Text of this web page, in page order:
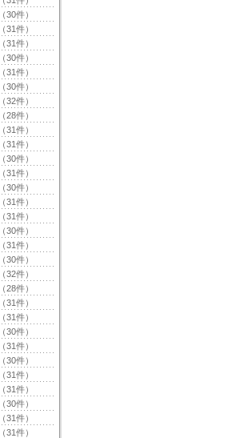
（30件）
（31件）
（31件）
（30件）
（31件）
（30件）
（32件）
（28件）
（31件）
（31件）
（30件）
（31件）
（30件）
（31件）
（31件）
（30件）
（31件）
（30件）
（32件）
（28件）
（31件）
（31件）
（30件）
（31件）
（30件）
（31件）
（31件）
（30件）
（31件）
（31件）